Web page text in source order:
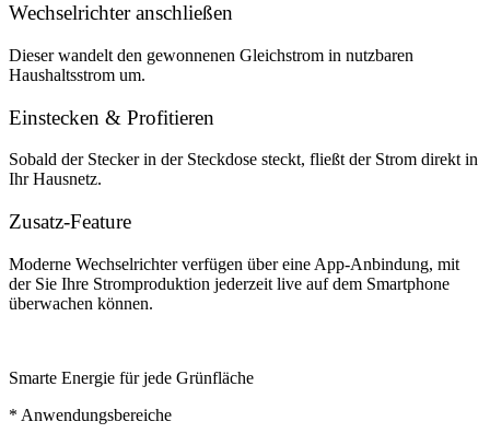
Wechselrichter anschließen
Dieser wandelt den gewonnenen Gleichstrom in nutzbaren
Haushaltsstrom um.
Einstecken & Profitieren
Sobald der Stecker in der Steckdose steckt, fließt der Strom direkt in
Ihr Hausnetz.
Zusatz-Feature
Moderne Wechselrichter verfügen über eine App-Anbindung, mit
der Sie Ihre Stromproduktion jederzeit live auf dem Smartphone
überwachen können.
Smarte Energie für jede Grünfläche
* Anwendungsbereiche